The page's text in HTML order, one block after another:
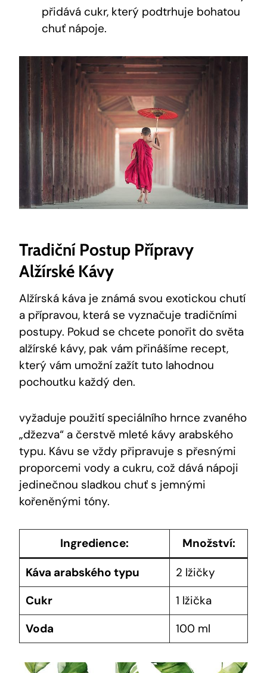
přidává cukr, který podtrhuje bohatou
chuť nápoje.
Tradiční Postup Přípravy
Alžírské Kávy
Alžírská káva je známá svou exotickou chutí
a přípravou, která se vyznačuje tradičními
postupy. Pokud se chcete ponořit do světa
alžírské kávy, pak vám přinášíme recept,
který vám umožní zažít tuto lahodnou
pochoutku každý den.
vyžaduje použití speciálního hrnce zvaného
„džezva“ a čerstvě mleté kávy arabského
typu. Kávu se vždy připravuje s přesnými
proporcemi vody a cukru, což dává nápoji
jedinečnou sladkou chuť s jemnými
kořeněnými tóny.
Ingredience:
Množství:
Káva arabského typu
2 lžičky
Cukr
1 lžička
Voda
100 ml